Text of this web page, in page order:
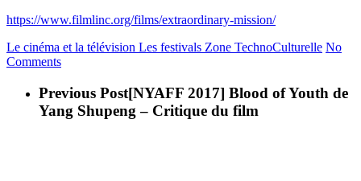
https://www.filmlinc.org/films/extraordinary-mission/
Le cinéma et la télévision Les festivals Zone TechnoCulturelle No
Comments
Previous Post[NYAFF 2017] Blood of Youth de
Yang Shupeng – Critique du film